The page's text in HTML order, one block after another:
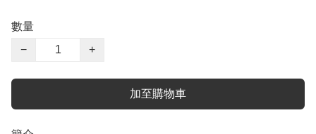
數量
−
+
加至購物車